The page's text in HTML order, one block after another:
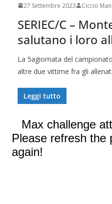
27 Settembre 2023 Ciccio
SERIEC/C –
salutano i loro
La 5agiornata del
altre due vittime fra gli
Leggi tutto